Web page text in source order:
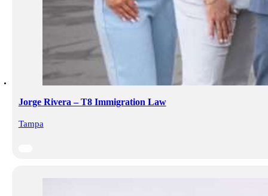
Jorge Rivera – T8 Immigration Law
Tampa